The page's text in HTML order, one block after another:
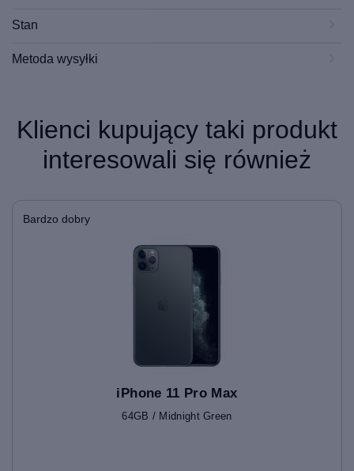
Stan
Metoda wysyłki
Klienci kupujący taki produkt
interesowali się również
Bardzo dobry
iPhone 11 Pro Max
64GB / Midnight Green